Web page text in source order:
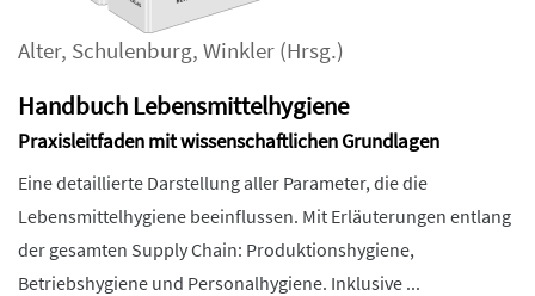
Alter, Schulenburg, Winkler (Hrsg.)
Handbuch Lebensmittelhygiene
Praxisleitfaden mit wissenschaftlichen Grundlagen
Eine detaillierte Darstellung aller Parameter, die die
Lebensmittelhygiene beeinflussen. Mit Erläuterungen entlang
der gesamten Supply Chain: Produktionshygiene,
Betriebshygiene und Personalhygiene. Inklusive ...